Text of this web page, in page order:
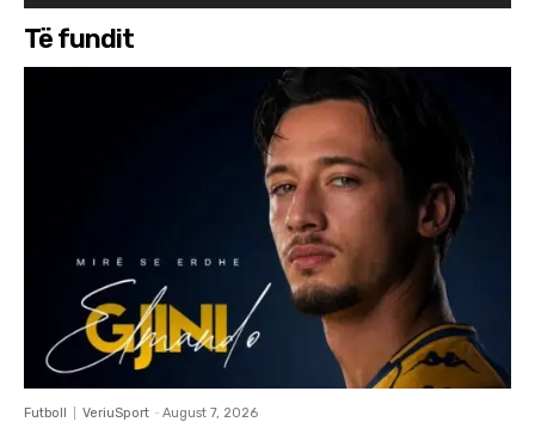
Të fundit
Futboll VeriuSport - August 7, 2026